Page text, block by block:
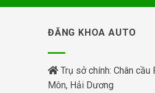
ĐĂNG KHOA AUTO
Trụ sở chính: Chân cầu
Môn, Hải Dương